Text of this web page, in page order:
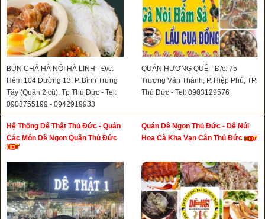
BÚN CHẢ HÀ NỘI HÀ LINH - Đ/c:
Hẻm 104 Đường 13, P. Bình Trưng
Tây (Quận 2 cũ), Tp Thủ Đức - Tel:
0903755199 - 0942919933
QUÁN HƯƠNG QUÊ - Đ/c: 75
Trương Văn Thành, P. Hiệp Phú, TP.
Thủ Đức - Tel: 0903129576
Hệ Thống Dê Thật Thủ Đức - Quán
Các Món Dê Ngon Quận Thủ Đức
Quán Dê Ngon Thủ Đức - Dê Núi
Hoa Cà Kha Vạn Cân Thủ Đức